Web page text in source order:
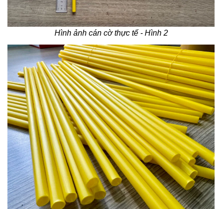
Hình ảnh cán cờ thực tế - Hình 2